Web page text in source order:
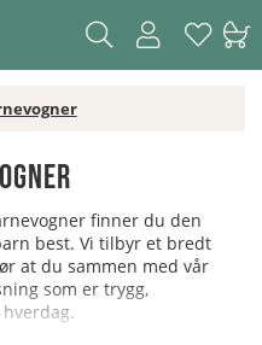
finner du den
best. Vi tilbyr et bredt
at du sammen med vår
som er trygg,